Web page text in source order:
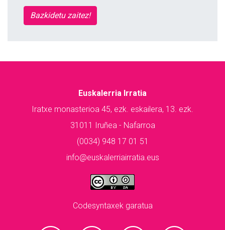
Bazkidetu zaitez!
Euskalerria Irratia
Iratxe monasterioa 45, ezk. eskailera, 13. ezk.
31011 Iruñea - Nafarroa
(0034) 948 17 01 51
info@euskalerriairratia.eus
Codesyntaxek garatua